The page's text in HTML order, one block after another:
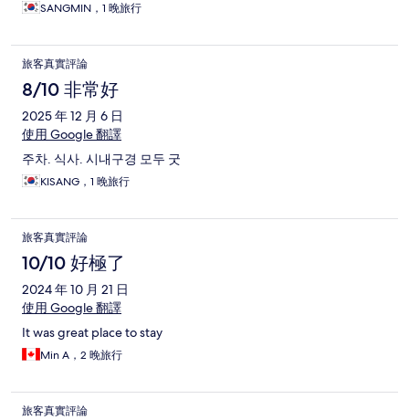
SANGMIN，1 晚旅行
旅客真實評論
8/10 非常好
2025 年 12 月 6 日
使用 Google 翻譯
주차. 식사. 시내구경 모두 굿
KISANG，1 晚旅行
旅客真實評論
10/10 好極了
2024 年 10 月 21 日
使用 Google 翻譯
It was great place to stay
Min A，2 晚旅行
旅客真實評論